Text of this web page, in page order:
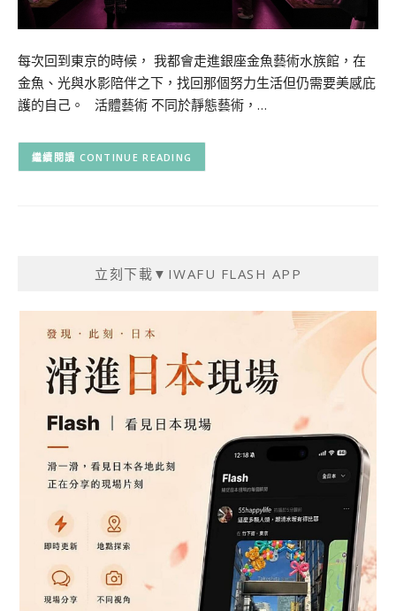
每次回到東京的時候， 我都會走進銀座金魚藝術水族館，在
金魚、光與水影陪伴之下，找回那個努力生活但仍需要美感庇
護的自己。 活體藝術 不同於靜態藝術，…
CONTINUE READING
立刻下載▼IWAFU FLASH APP